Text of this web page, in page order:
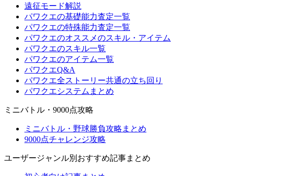
遠征モード解説
パワクエの基礎能力査定一覧
パワクエの特殊能力査定一覧
パワクエのオススメのスキル・アイテム
パワクエのスキル一覧
パワクエのアイテム一覧
パワクエQ&A
パワクエ全ストーリー共通の立ち回り
パワクエシステムまとめ
ミニバトル・9000点攻略
ミニバトル・野球勝負攻略まとめ
9000点チャレンジ攻略
ユーザージャンル別おすすめ記事まとめ